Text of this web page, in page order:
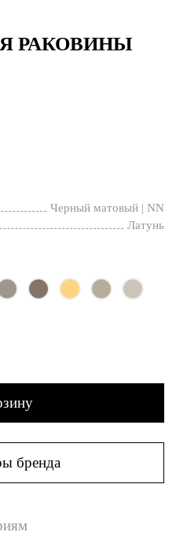
РАКОВИНЫ
Черный матовый | NN
Латунь
бренда